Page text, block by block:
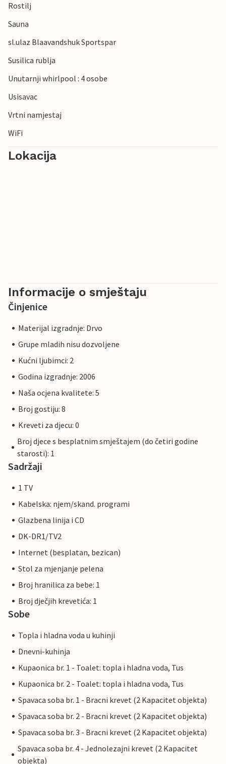
Rostilj
Sauna
sl.ulaz Blaavandshuk Sportspar
Susilica rublja
Unutarnji whirlpool : 4 osobe
Usisavac
Vrtni namjestaj
WiFi
Lokacija
Informacije o smještaju
Činjenice
Materijal izgradnje: Drvo
Grupe mladih nisu dozvoljene
Kućni ljubimci: 2
Godina izgradnje: 2006
Naša ocjena kvalitete: 5
Broj gostiju: 8
Kreveti za djecu: 0
Broj djece s besplatnim smještajem (do četiri godine
starosti): 1
Sadržaji
1 TV
Kabelska: njem/skand. programi
Glazbena linija i CD
DK-DR1/TV2
Internet (besplatan, bezican)
Stol za mjenjanje pelena
Broj hranilica za bebe: 1
Broj dječjih krevetića: 1
Sobe
Topla i hladna voda u kuhinji
Dnevni-kuhinja
Kupaonica br. 1 - Toalet: topla i hladna voda, Tus
Kupaonica br. 2 - Toalet: topla i hladna voda, Tus
Spavaca soba br. 1 - Bracni krevet (2 Kapacitet objekta)
Spavaca soba br. 2 - Bracni krevet (2 Kapacitet objekta)
Spavaca soba br. 3 - Bracni krevet (2 Kapacitet objekta)
Spavaca soba br. 4 - Jednolezajni krevet (2 Kapacitet
objekta)